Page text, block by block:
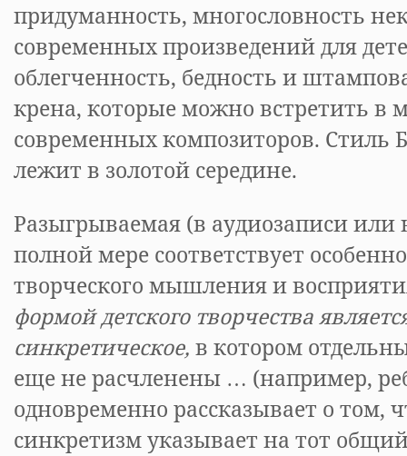
придуманность, многословность
современных произведений для
облегченность, бедность и
крена, которые можно встретить в
современных композиторов. Стиль
лежит в золотой середине.
Разыгрываемая (в аудиозаписи или
полной мере соответствует
творческого мышления и
формой детского творчества
синкретическое, в котором
еще не расчленены … (например,
одновременно рассказывает о том,
синкретизм указывает на тот